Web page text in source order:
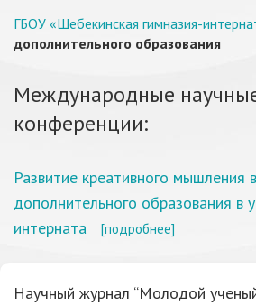
ГБОУ «Шебекинская гимназия-
дополнительного образования
Международные
конференции:
Развитие креативного мышления
дополнительного образования в
интерната
[подробнее]
Научный журнал “Молодой